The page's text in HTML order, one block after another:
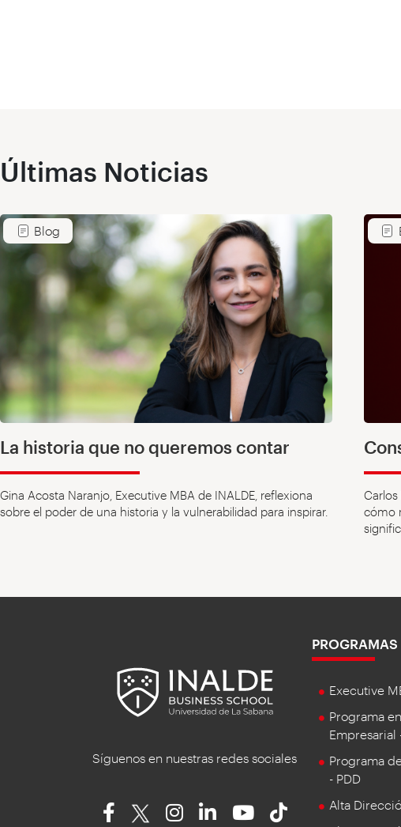
Últimas Noticias
Blog
La historia que no queremos contar
Gina Acosta Naranjo, Executive MBA de INALDE, reflexiona
sobre el poder de una historia y la vulnerabilidad para inspirar.
Carlos
cómo
Síguenos en nuestras redes sociales
PROGRAMAS
Executive
Programa
Empresarial
Programa
- PDD
Alta